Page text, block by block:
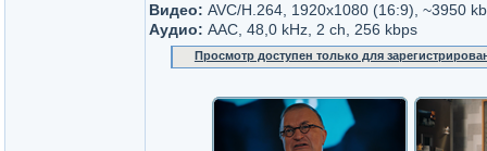
Видео: AVC/H.264, 1920x1080 (16:9), ~3950
Аудио: AAC, 48,0 kHz, 2 ch, 256 kbps
Просмотр доступен только для